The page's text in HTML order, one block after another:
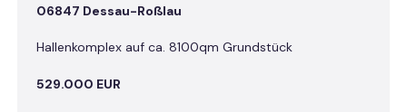
06847 Dessau-Roßlau
Hallenkomplex auf ca. 8100qm Grundstück
529.000 EUR